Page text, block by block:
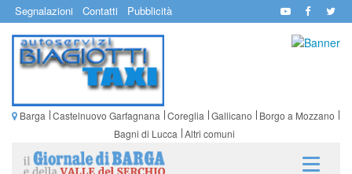
Segnalazioni Contatti Pubblicità
Barga Castelnuovo Garfagnana Coreglia Gallicano
Borgo a Mozzano
Bagni di Lucca Altri comuni